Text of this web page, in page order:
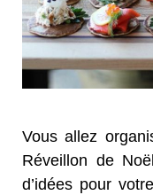
Vous allez
Réveillon de
d’idées pour